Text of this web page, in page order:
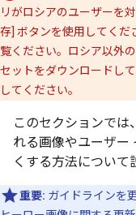
リがロシアのユーザーを
存] ボタンを使用してくだ
覧ください。ロシア以外
セットをダウンロードし
してください。
このセクションでは
れる画像やユーザー
くする方法について
重要: ガイドラインを